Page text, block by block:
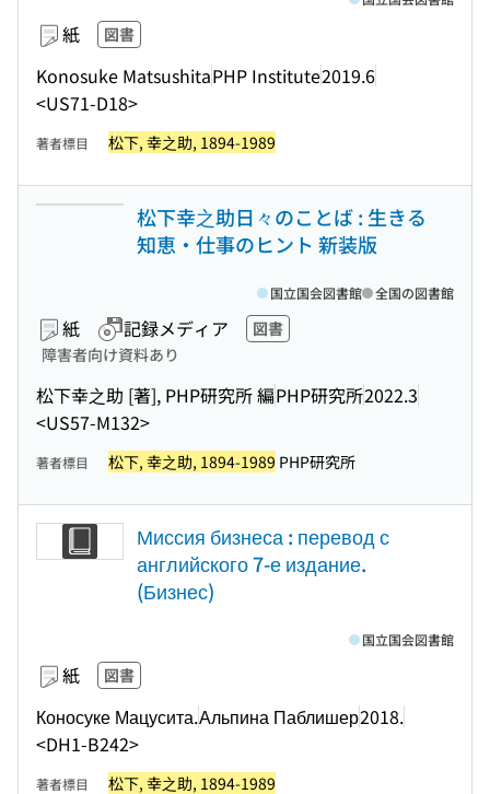
紙 図書
Konosuke MatsushitaPHP Institute2019.6
<US71-D18>
著者標目 松下, 幸之助, 1894-1989
松下幸之助日々のことば : 生きる
知恵・仕事のヒント 新装版
紙 記録メディア
図書
障害者向け資料あり
松下幸之助 [著], PHP研究所 編PHP研究所2022.3
<US57-M132>
国立国会図書館 全国の図書館
著者標目 松下, 幸之助, 1894-1989 PHP研究所
Миссия бизнеса : перевод с
английского 7-е издание.
(Бизнес)
紙 図書
Коносуке Мацусита.Альпина Паблишер2018.
<DH1-B242>
国立国会図書館
著者標目 松下, 幸之助, 1894-1989